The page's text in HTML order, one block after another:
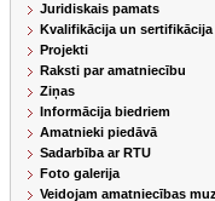
Juridiskais pamats
Kvalifikācija un sertifikācija
Projekti
Raksti par amatniecību
Ziņas
Informācija biedriem
Amatnieki piedāvā
Sadarbība ar RTU
Foto galerija
Veidojam amatniecības